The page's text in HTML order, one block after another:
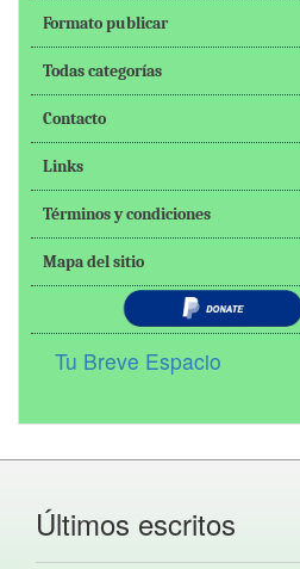
Formato publicar
Todas categorías
Contacto
Links
Términos y condiciones
Mapa del sitio
Tu Breve Espacio
Últimos escritos